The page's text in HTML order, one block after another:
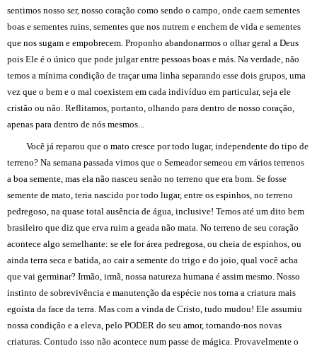
sentimos nosso ser, nosso coração como sendo o campo, onde caem sementes
boas e sementes ruins, sementes que nos nutrem e enchem de vida e sementes
que nos sugam e empobrecem. Proponho abandonarmos o olhar geral a Deus
pois Ele é o único que pode julgar entre pessoas boas e más. Na verdade, não
temos a mínima condição de traçar uma linha separando esse dois grupos, uma
vez que o bem e o mal coexistem em cada indivíduo em particular, seja ele
cristão ou não. Reflitamos, portanto, olhando para dentro de nosso coração,
apenas para dentro de nós mesmos...
Você já reparou que o mato cresce por todo lugar, independente do tipo de
terreno? Na semana passada vimos que o Semeador semeou em vários terrenos
a boa semente, mas ela não nasceu senão no terreno que era bom. Se fosse
semente de mato, teria nascido por todo lugar, entre os espinhos, no terreno
pedregoso, na quase total ausência de água, inclusive! Temos até um dito bem
brasileiro que diz que erva ruim a geada não mata. No terreno de seu coração
acontece algo semelhante: se ele for área pedregosa, ou cheia de espinhos, ou
ainda terra seca e batida, ao cair a semente do trigo e do joio, qual você acha
que vai germinar? Irmão, irmã, nossa natureza humana é assim mesmo. Nosso
instinto de sobrevivência e manutenção da espécie nos torna a criatura mais
egoísta da face da terra. Mas com a vinda de Cristo, tudo mudou! Ele assumiu
nossa condição e a eleva, pelo PODER do seu amor, tornando-nos novas
criaturas. Contudo isso não acontece num passe de mágica. Provavelmente o